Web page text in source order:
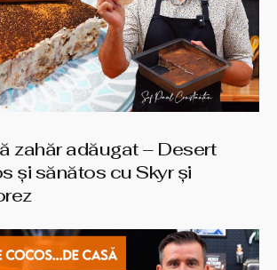
zahăr adăugat – Desert
și sănătos cu Skyr și